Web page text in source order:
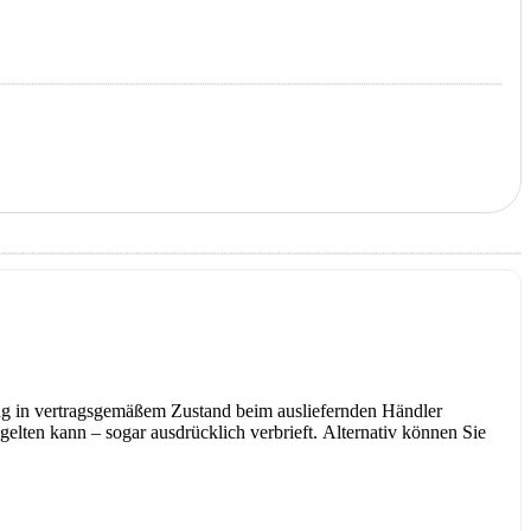
in vertragsgemäßem Zustand beim ausliefernden Händler
kann – sogar ausdrücklich verbrieft. Alternativ können Sie